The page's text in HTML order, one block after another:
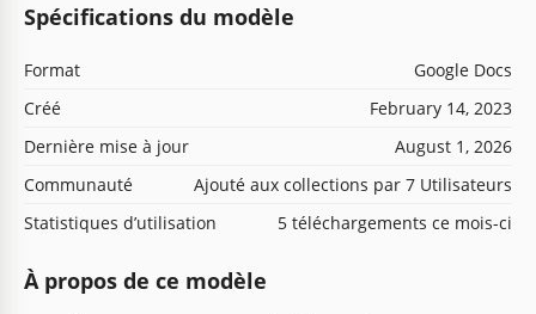
Spécifications du modèle
Format
Google Docs
Créé
February 14, 2023
Dernière mise à jour
August 1, 2026
Communauté
Ajouté aux collections par 7 Utilisateurs
Statistiques d’utilisation
5 téléchargements ce mois-ci
À propos de ce modèle